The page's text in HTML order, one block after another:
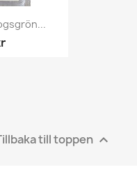
till toppen 